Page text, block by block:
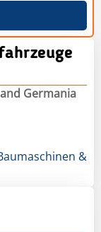
Germania
&